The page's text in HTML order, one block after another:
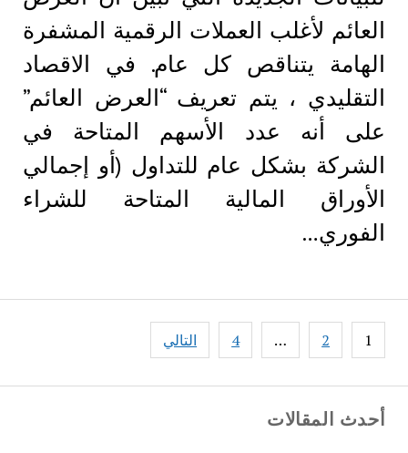
أحدث المقالات
العائم لأغلب العملات الرقمية المشفرة
الهامة يتناقص كل عام. في الاقصاد
التقليدي ، يتم تعريف “العرض العائم”
على أنه عدد الأسهم المتاحة في
الشركة بشكل عام للتداول (أو إجمالي
الأوراق المالية المتاحة للشراء
الفوري…
Posts
pagination
1
2
…
4 التالي